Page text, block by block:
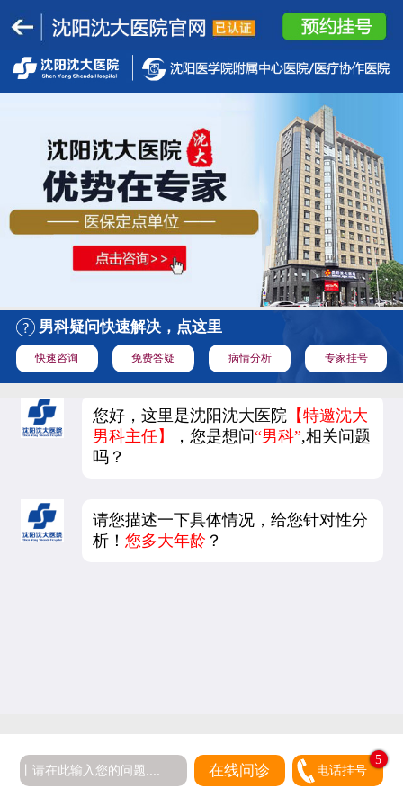
男科疑问快速解决，点这里
快速咨询 免费答疑 病情分析 专家挂号
您好，这里是沈阳沈大医院 【特邀沈大
男科主任】
，您是想问“男科”,相关问题
吗？
请您描述一下具体情况，给您针对性分
析！您多大年龄 ？
在线问诊 电话挂号
5